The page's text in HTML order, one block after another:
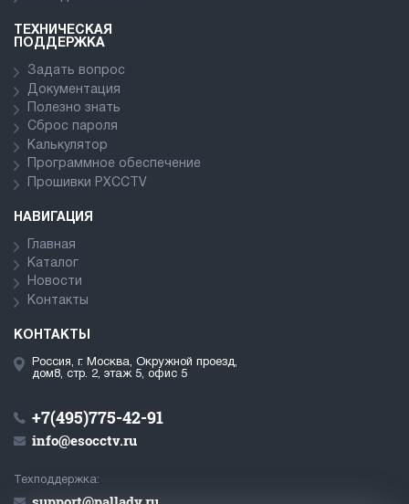
ТЕХНИЧЕСКАЯ
ПОДДЕРЖКА
Задать вопрос
Документация
Полезно знать
Сброс пароля
Калькулятор
Программное обеспечение
Прошивки PXCCTV
НАВИГАЦИЯ
Главная
Каталог
Новости
Контакты
КОНТАКТЫ
Россия, г. Москва, Окружной проезд,
дом8, стр. 2, этаж 5, офис 5
+7(495)775-42-91
info@esocctv.ru
Техподдержка: